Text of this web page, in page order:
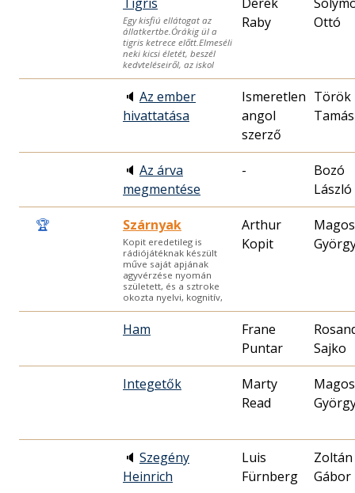
Egy kisfiú ellátogat az
állatkertbe.Órákig ül a
tigris ketrece előtt.Elmeséli
neki kicsi életét, beszél
kedvteléseiről, az iskol
Raby
Ottó
🔈 Az ember
hivattatása
Ismeretlen
angol
szerző
Török
Tamás
🔈 Az árva
megmentése
-
Bozó
László
🏆 Szárnyak
Kopit eredetileg is
rádiójátéknak készült
műve saját apjának
agyvérzése nyomán
született, és a sztroke
okozta nyelvi, kognitív,
Arthur
Kopit
Magos
Ham
Frane
Puntar
Sajko
Integetők
Marty
Read
Magos
🔈 Szegény
Heinrich
Luis
Fürnberg
Zoltán
Gábor